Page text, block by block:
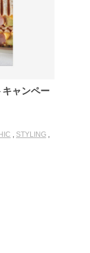
ャンペー
STYLING